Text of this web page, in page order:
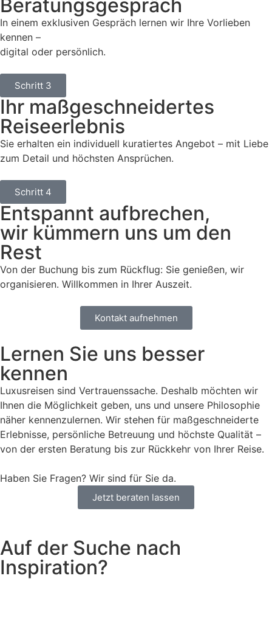
Beratungsgespräch
In einem exklusiven Gespräch lernen wir Ihre Vorlieben
kennen –
digital oder persönlich.
Schritt 3
Ihr maßgeschneidertes
Reiseerlebnis
Sie erhalten ein individuell kuratiertes Angebot – mit Liebe
zum Detail und höchsten Ansprüchen.
Schritt 4
Entspannt aufbrechen,
wir kümmern uns um den
Rest
Von der Buchung bis zum Rückflug: Sie genießen, wir
organisieren. Willkommen in Ihrer Auszeit.
Kontakt aufnehmen
Lernen Sie uns besser
kennen
Luxusreisen sind Vertrauenssache. Deshalb möchten wir
Ihnen die Möglichkeit geben, uns und unsere Philosophie
näher kennenzulernen. Wir stehen für maßgeschneiderte
Erlebnisse, persönliche Betreuung und höchste Qualität –
von der ersten Beratung bis zur Rückkehr von Ihrer Reise.
Haben Sie Fragen? Wir sind für Sie da.
Jetzt beraten lassen
Auf der Suche nach
Inspiration?